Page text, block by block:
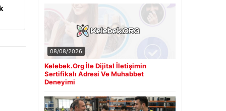
08/08/2026
Kelebek.Org İle Dijital İletişimin
Sertifikalı Adresi Ve Muhabbet
Deneyimi